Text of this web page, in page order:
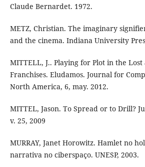
Claude Bernardet. 1972.
METZ, Christian. The imaginary
and the cinema. Indiana University
MITTELL, J.. Playing for Plot in the
Franchises. Eludamos. Journal for
North America, 6, may. 2012.
MITTEL, Jason. To Spread or to Drill?
v. 25, 2009
MURRAY, Janet Horowitz. Hamlet no
narrativa no ciberspaço. UNESP, 2003.